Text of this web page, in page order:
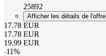
25892
Afficher les détails de l'offre
17.78 EUR
17.78 EUR
19.99 EUR
-11%